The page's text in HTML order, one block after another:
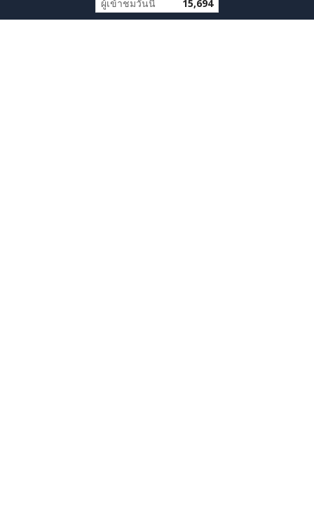
ผู้เข้าชมวันนี้ 15,694